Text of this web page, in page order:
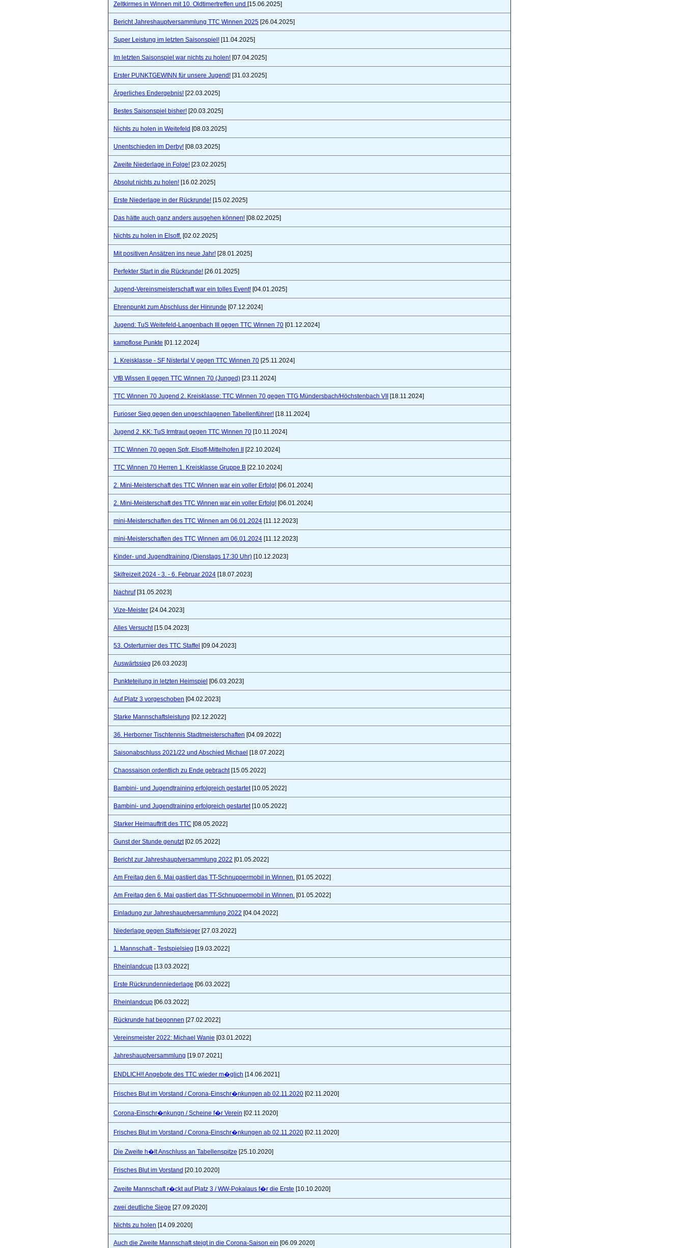
Zeltkirmes in Winnen mit 10. Oldtimertreffen und [15.06.2025]
Bericht Jahreshauptversammlung TTC Winnen 2025 [26.04.2025]
Super Leistung im letzten Saisonspiel! [11.04.2025]
Im letzten Saisonspiel war nichts zu holen! [07.04.2025]
Erster PUNKTGEWINN für unsere Jugend! [31.03.2025]
Ärgerliches Endergebnis! [22.03.2025]
Bestes Saisonspiel bisher! [20.03.2025]
Nichts zu holen in Weitefeld [08.03.2025]
Unentschieden im Derby! [08.03.2025]
Zweite Niederlage in Folge! [23.02.2025]
Absolut nichts zu holen! [16.02.2025]
Erste Niederlage in der Rückrunde! [15.02.2025]
Das hätte auch ganz anders ausgehen können! [08.02.2025]
Nichts zu holen in Elsoff. [02.02.2025]
Mit positiven Ansätzen ins neue Jahr! [28.01.2025]
Perfekter Start in die Rückrunde! [26.01.2025]
Jugend-Vereinsmeisterschaft war ein tolles Event! [04.01.2025]
Ehrenpunkt zum Abschluss der Hinrunde [07.12.2024]
Jugend: TuS Weitefeld-Langenbach III gegen TTC Winnen 70 [01.12.2024]
kampflose Punkte [01.12.2024]
1. Kreisklasse - SF Nistertal V gegen TTC Winnen 70 [25.11.2024]
VfB Wissen II gegen TTC Winnen 70 (Junged) [23.11.2024]
TTC Winnen 70 Jugend 2. Kreisklasse: TTC Winnen 70 gegen TTG Mündersbach/Höchstenbach VII [18.11.2024]
Furioser Sieg gegen den ungeschlagenen Tabellenführer! [18.11.2024]
Jugend 2. KK: TuS Irmtraut gegen TTC Winnen 70 [10.11.2024]
TTC Winnen 70 gegen Spfr. Elsoff-Mittelhofen II [22.10.2024]
TTC Winnen 70 Herren 1. Kreisklasse Gruppe B [22.10.2024]
2. Mini-Meisterschaft des TTC Winnen war ein voller Erfolg! [06.01.2024]
2. Mini-Meisterschaft des TTC Winnen war ein voller Erfolg! [06.01.2024]
mini-Meisterschaften des TTC Winnen am 06.01.2024 [11.12.2023]
mini-Meisterschaften des TTC Winnen am 06.01.2024 [11.12.2023]
Kinder- und Jugendtraining (Dienstags 17:30 Uhr) [10.12.2023]
Skifreizeit 2024 - 3. - 6. Februar 2024 [18.07.2023]
Nachruf[31.05.2023]
Vize-Meister [24.04.2023]
Alles Versucht[15.04.2023]
53. Osterturnier des TTC Staffel [09.04.2023]
Auswärtssieg [26.03.2023]
Punkteteilung in letzten Heimspiel [06.03.2023]
Auf Platz 3 vorgeschoben [04.02.2023]
Starke Mannschaftsleistung [02.12.2022]
36. Herborner Tischtennis Stadtmeisterschaften [04.09.2022]
Saisonabschluss 2021/22 und Abschied Michael [18.07.2022]
Chaossaison ordentlich zu Ende gebracht[15.05.2022]
Bambini- und Jugendtraining erfolgreich gestartet[10.05.2022]
Bambini- und Jugendtraining erfolgreich gestartet[10.05.2022]
Starker Heimauftritt des TTC [08.05.2022]
Gunst der Stunde genutzt[02.05.2022]
Bericht zur Jahreshauptversammlung 2022 [01.05.2022]
Am Freitag den 6. Mai gastiert das TT-Schnuppermobil in Winnen. [01.05.2022]
Am Freitag den 6. Mai gastiert das TT-Schnuppermobil in Winnen. [01.05.2022]
Einladung zur Jahreshauptversammlung 2022 [04.04.2022]
Niederlage gegen Staffelsieger [27.03.2022]
1. Mannschaft - Testspielsieg [19.03.2022]
Rheinlandcup [13.03.2022]
Erste Rückrundenniederlage [06.03.2022]
Rheinlandcup [06.03.2022]
Rückrunde hat begonnen [27.02.2022]
Vereinsmeister 2022: Michael Wanie [03.01.2022]
Jahreshauptversammlung [19.07.2021]
ENDLICH!! Angebote des TTC wieder m�glich [14.06.2021]
Frisches Blut im Vorstand / Corona-Einschr�nkungen ab 02.11.2020 [02.11.2020]
Corona-Einschr�nkungn / Scheine f�r Verein [02.11.2020]
Frisches Blut im Vorstand / Corona-Einschr�nkungen ab 02.11.2020 [02.11.2020]
Die Zweite h�lt Anschluss an Tabellenspitze [25.10.2020]
Frisches Blut im Vorstand [20.10.2020]
Zweite Mannschaft r�ckt auf Platz 3 / WW-Pokalaus f�r die Erste [10.10.2020]
zwei deutliche Siege [27.09.2020]
Nichts zu holen [14.09.2020]
Auch die Zweite Mannschaft steigt in die Corona-Saison ein [06.09.2020]